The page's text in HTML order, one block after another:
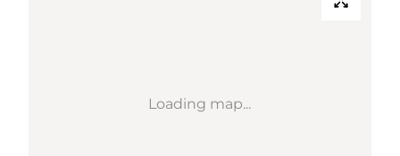
Loading map...